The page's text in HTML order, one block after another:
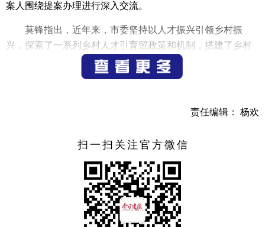
案人围绕提案办理进行深入交流。
莫锋指出，近年来，市委坚持以人才振兴引领乡村振
兴，探索了一系列乡村人才引育留政策和机制，搭建了乡村
梦想家、农创客、青创客等平台载体，形成了建德“青城
纪”青年入乡品牌体系，通过系统性布局、场景化引才、创业
长。接下来，要紧扣“两个试点”，打好筑巢、引凤、托举“组
托“1+3+X”体系，探索农业经济人、高端农事服务业等模式；
要做好“五个新”，赋能青年入乡创业；要做优迎青环境，全
面凝聚支持青年入乡的各方合力。
章学东也就提案办理工作提出意见与要求。
（记者 别阳军）
责任编辑： 杨欢
扫一扫关注官方微信